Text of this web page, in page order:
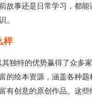
故事还是日常学习，都
。
样
其独特的优势赢得了众多
的绘本资源，涵盖各种
有创意的原创作品。这